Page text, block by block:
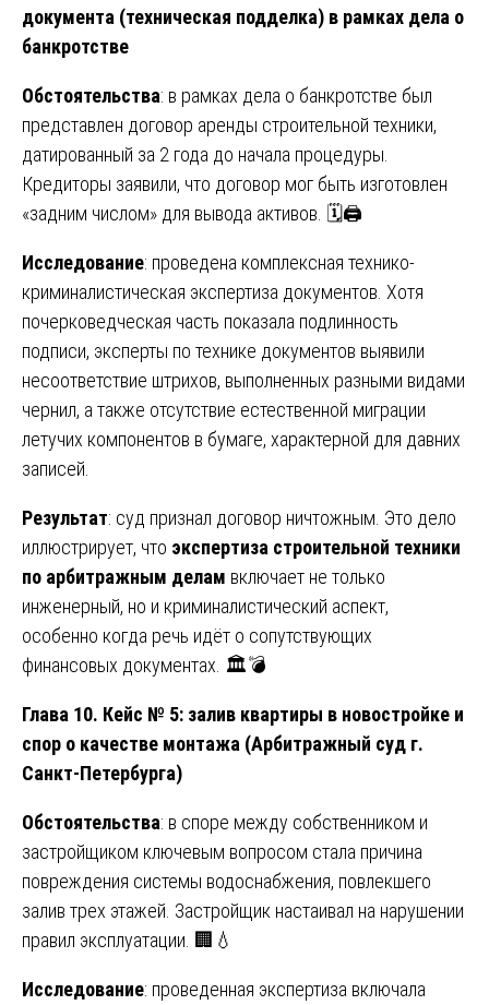
документа (техническая подделка) в рамках дела о
банкротстве
Обстоятельства: в рамках дела о банкротстве был
представлен договор аренды строительной техники,
датированный за 2 года до начала процедуры.
Кредиторы заявили, что договор мог быть изготовлен
«задним числом» для вывода активов. 🗓️🖨️
Исследование: проведена комплексная технико-
криминалистическая экспертиза документов. Хотя
почерковедческая часть показала подлинность
подписи, эксперты по технике документов выявили
несоответствие штрихов, выполненных разными видами
чернил, а также отсутствие естественной миграции
летучих компонентов в бумаге, характерной для давних
записей.
Результат: суд признал договор ничтожным. Это дело
иллюстрирует, что экспертиза строительной техники
по арбитражным делам включает не только
инженерный, но и криминалистический аспект,
особенно когда речь идёт о сопутствующих
финансовых документах. 🏛️💣
Глава 10. Кейс № 5: залив квартиры в новостройке и
спор о качестве монтажа (Арбитражный суд г.
Санкт-Петербурга)
Обстоятельства: в споре между собственником и
застройщиком ключевым вопросом стала причина
повреждения системы водоснабжения, повлекшего
залив трех этажей. Застройщик настаивал на нарушении
правил эксплуатации. 🏢💧
Исследование: проведенная экспертиза включала